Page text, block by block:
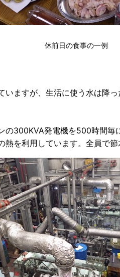
休前日の食事の一例
いますが、生活に使う水は降
の300KVA発電機を500時間
を利用しています。全員で